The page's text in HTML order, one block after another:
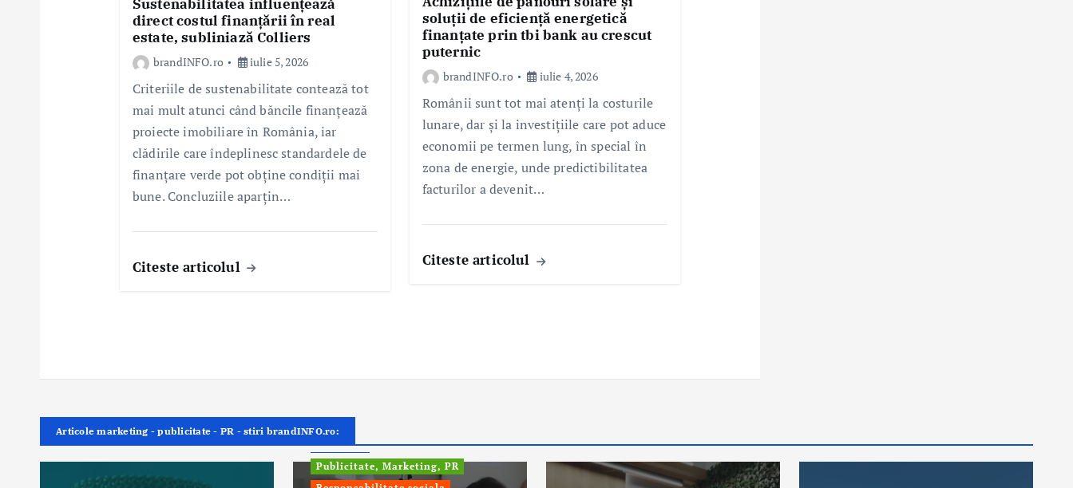
Sustenabilitatea influențează
direct costul finanțării în real
estate, subliniază Colliers
brandINFO.ro iulie 5, 2026
Criteriile de sustenabilitate contează tot
mai mult atunci când băncile finanțează
proiecte imobiliare în România, iar
clădirile care îndeplinesc standardele de
finanțare verde pot obține condiții mai
bune. Concluziile aparțin…
Citeste articolul
soluții de eficiență energetică
finanțate prin tbi bank au crescut
puternic
brandINFO.ro iulie 4, 2026
Românii sunt tot mai atenți la costurile
lunare, dar și la investițiile care pot aduce
economii pe termen lung, în special în
zona de energie, unde predictibilitatea
facturilor a devenit…
Citeste articolul
Articole marketing - publicitate - PR - stiri brandINFO.ro:
ONG Info
Publicitate, Marketing, PR